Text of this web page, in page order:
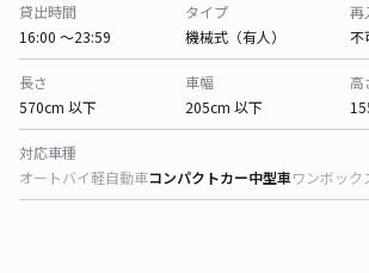
貸出時間
16:00 〜23:59
タイプ
機械式（有人）
再
不
長さ
570cm 以下
車幅
205cm 以下
高
対応車種
オートバイ軽自動車コンパクトカー中型車ワンボック